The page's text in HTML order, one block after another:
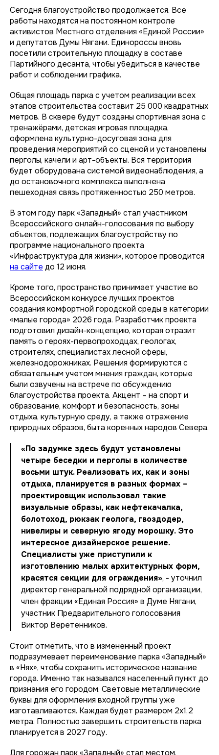
Сегодня благоустройство продолжается. Все
работы находятся на постоянном контроле
активистов Местного отделения «Единой России»
и депутатов Думы Нягани. Единороссы вновь
посетили строительную площадку в составе
Партийного десанта, чтобы убедиться в качестве
работ и соблюдении графика.
Общая площадь парка с учетом реализации всех
этапов строительства составит 25 000 квадратных
метров. В сквере будут созданы спортивная зона с
тренажёрами, детская игровая площадка,
оформлена культурно-досуговая зона для
проведения мероприятий со сценой и установлены
перголы, качели и арт-объекты. Вся территория
будет оборудована системой видеонаблюдения, а
до остановочного комплекса выполнена
пешеходная связь протяженностью 250 метров.
В этом году парк «Западный» стал участником
Всероссийского онлайн-голосования по выбору
объектов, подлежащих благоустройству по
программе национального проекта
«Инфраструктура для жизни», которое проводится
на сайте до 12 июня.
Кроме того, пространство принимает участие во
Всероссийском конкурсе лучших проектов
создания комфортной городской среды в категории
«малые города» 2026 года. Разработчик проекта
подготовил дизайн-концепцию, которая отразит
память о героях-первопроходцах, геологах,
строителях, специалистах лесной сферы,
железнодорожниках. Решения формируются с
обязательным учетом мнения граждан, которые
были озвучены на встрече по обсуждению
благоустройства проекта. Акцент – на спорт и
образование, комфорт и безопасность, зоны
отдыха, культурную среду, а также отражение
природных образов, быта коренных народов Севера.
«По задумке здесь будут установлены
четыре беседки и перголы в количестве
восьми штук. Реализовать их, как и зоны
отдыха, планируется в разных формах –
проектировщик использовал такие
визуальные образы, как нефтекачалка,
болотоход, рюкзак геолога, гвоздодер,
нивелиры и северную ягоду морошку. Это
интересное дизайнерское решение.
Специалисты уже приступили к
изготовлению малых архитектурных форм,
красятся секции для ограждения», - уточнил
директор генеральной подрядной организации,
член фракции «Единая Россия» в Думе Нягани,
участник Предварительного голосования
Виктор Веретенников.
Стоит отметить, что в измененный проект
подразумевает переименование парка «Западный»
в «Нях», чтобы сохранить историческое название
города. Именно так назывался населенный пункт до
признания его городом. Световые металлические
буквы для оформления входной группы уже
изготавливаются. Каждая будет размером 2х1,2
метра. Полностью завершить строительств парка
планируется в 2027 году.
Для горожан парк «Западный» стал местом,